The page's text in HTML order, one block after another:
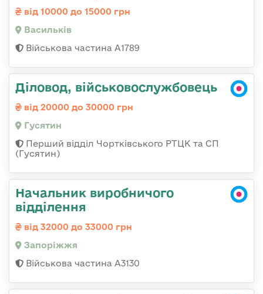
від 10000 до 15000 грн
Васильків
Військова частина А1789
Діловод, військовослужбовець
від 20000 до 30000 грн
Гусятин
Перший відділ Чортківського РТЦК та СП
(Гусятин)
Начальник виробничого
відділення
від 32000 до 33000 грн
Запоріжжя
Військова частина А3130